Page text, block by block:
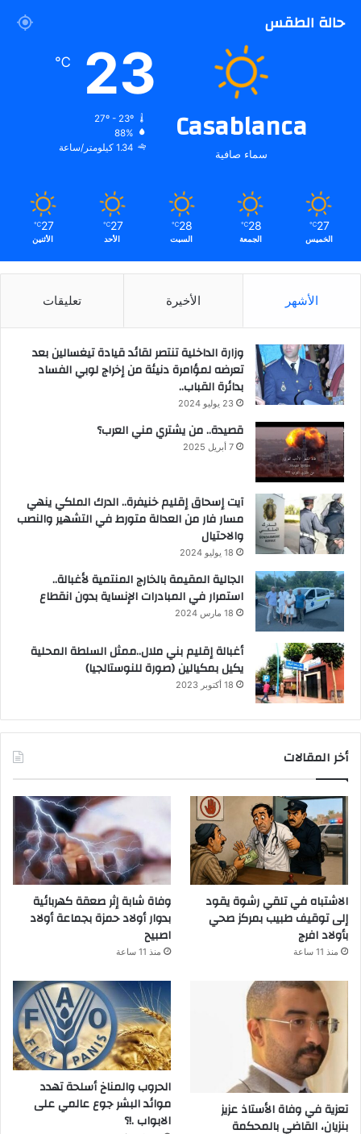
حالة الطقس
Casablanca
سماء صافية
23
℃
27º - 23º
88%
1.34 كيلومتر/ساعة
27
℃
الخميس
28
℃
الجمعة
28
℃
السبت
27
℃
الأحد
27
℃
الأثنين
الأشهر الأخيرة تعليقات
وزارة الداخلية تنتصر لقائد قيادة تيغسالين بعد
تعرضه لمؤامرة دنيئة من إخراج لوبي الفساد
بدائرة القباب..
23 يوليو 2024
قصيدة.. من يشتري مني العرب؟
7 أبريل 2025
آيت إسحاق إقليم خنيفرة.. الدرك الملكي ينهي
مسار فار من العدالة متورط في التشهير والنصب
والاحتيال
18 يوليو 2024
الجالية المقيمة بالخارج المنتمية لأغبالة..
استمرار في المبادرات الإنساية بدون انقطاع
18 مارس 2024
أغبالة إقليم بني ملال..ممثل السلطة المحلية
يكيل بمكيالين (صورة للنوستالجيا)
18 أكتوبر 2023
أخر المقالات
الاشتباه في تلقي رشوة يقود
إلى توقيف طبيب بمركز صحي
بأولاد افرج
منذ 11 ساعة
وفاة شابة إثر صعقة كهربائية
بدوار أولاد حمزة بجماعة أولاد
اصبيح
منذ 11 ساعة
تعزية في وفاة الأستاذ عزيز
بنزيان، القاضي بالمحكمة
الحروب والمناخ أسلحة تهدد
موائد البشر جوع عالمي على
الابواب .!؟